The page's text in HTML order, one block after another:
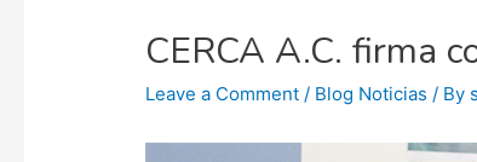
CERCA A.C. firma
Leave a Comment / Blog Noticias / By